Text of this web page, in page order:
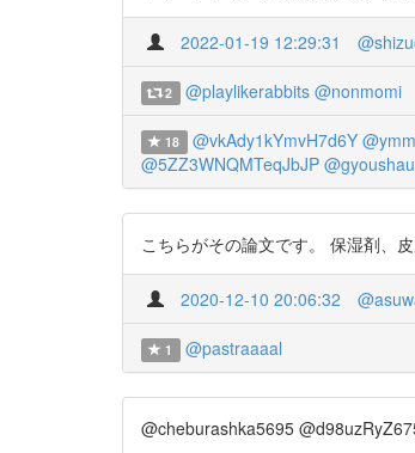
2022-01-19 12:29:31
2 @playlikerabbits @nonmomi
18 @vkAdy1kYmvH7d6Y
@5ZZ3WNQMTeqJbJP
こちらがその論文です。 保湿剤、
2020-12-10 20:06:32
1 @pastraaaal
@cheburashka5695